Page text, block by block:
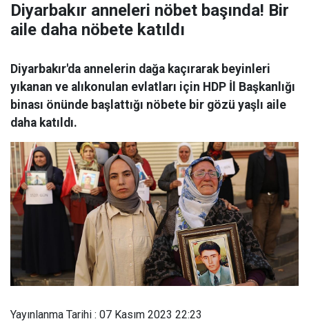
Diyarbakır anneleri nöbet başında! Bir
aile daha nöbete katıldı
Diyarbakır'da annelerin dağa kaçırarak beyinleri
yıkanan ve alıkonulan evlatları için HDP İl Başkanlığı
binası önünde başlattığı nöbete bir gözü yaşlı aile
daha katıldı.
Yayınlanma Tarihi : 07 Kasım 2023 22:23